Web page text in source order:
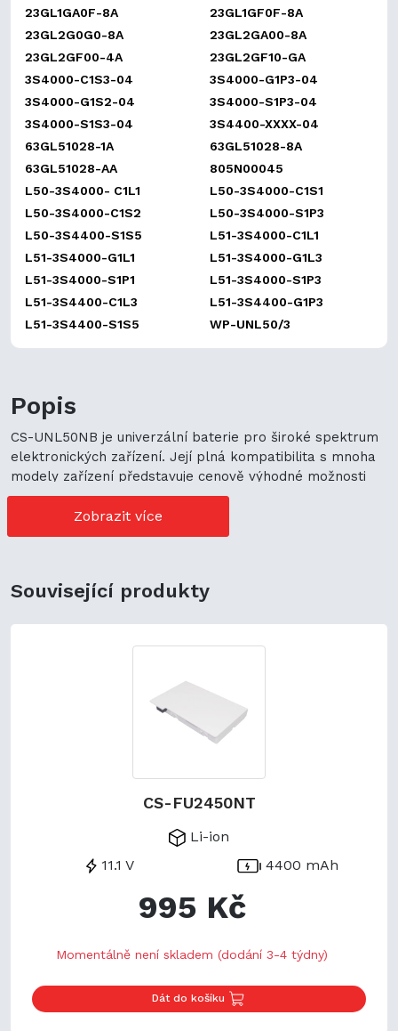
23GL1GA0F-8A
23GL1GF0F-8A
23GL2G0G0-8A
23GL2GA00-8A
23GL2GF00-4A
23GL2GF10-GA
3S4000-C1S3-04
3S4000-G1P3-04
3S4000-G1S2-04
3S4000-S1P3-04
3S4000-S1S3-04
3S4400-XXXX-04
63GL51028-1A
63GL51028-8A
63GL51028-AA
805N00045
L50-3S4000- C1L1
L50-3S4000-C1S1
L50-3S4000-C1S2
L50-3S4000-S1P3
L50-3S4400-S1S5
L51-3S4000-C1L1
L51-3S4000-G1L1
L51-3S4000-G1L3
L51-3S4000-S1P1
L51-3S4000-S1P3
L51-3S4400-C1L3
L51-3S4400-G1P3
L51-3S4400-S1S5
WP-UNL50/3
Popis
CS-UNL50NB je univerzální baterie pro široké spektrum
elektronických zařízení. Její plná kompatibilita s mnoha
modely zařízení představuje cenově výhodné možnosti
nákupu. Její univerzální použití navíc podporuje
ekologickou udržitelnost a zaručuje flexibilitu.
Zobrazit více
Související produkty
CS-FU2450NT
Li-ion
11.1 V
4400 mAh
995 Kč
Momentálně není skladem (dodání 3-4 týdny)
Dát do košíku